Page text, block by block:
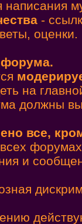
написания
-
оценки.
на
должны
все,
и